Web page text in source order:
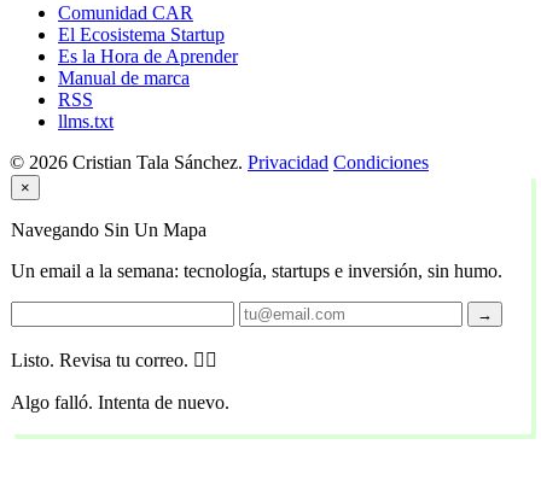
Comunidad CAR
El Ecosistema Startup
Es la Hora de Aprender
Manual de marca
RSS
llms.txt
© 2026 Cristian Tala Sánchez. Privacidad Condiciones
×
Navegando Sin Un Mapa
Un email a la semana: tecnología, startups e inversión, sin humo.
→
Listo. Revisa tu correo. 🏴‍☠️
Algo falló. Intenta de nuevo.